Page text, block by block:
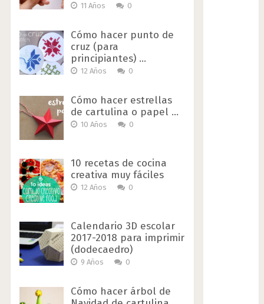
11 Años 0
Cómo hacer punto de
cruz (para
principiantes) …
12 Años 0
Cómo hacer estrellas
de cartulina o papel …
10 Años 0
10 recetas de cocina
creativa muy fáciles
12 Años 0
Calendario 3D escolar
2017-2018 para imprimir
(dodecaedro)
9 Años 0
Cómo hacer árbol de